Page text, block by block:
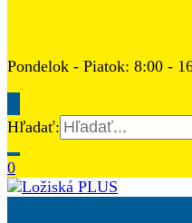
Pondelok - Piatok: 8:00 -
Hľadať:
0